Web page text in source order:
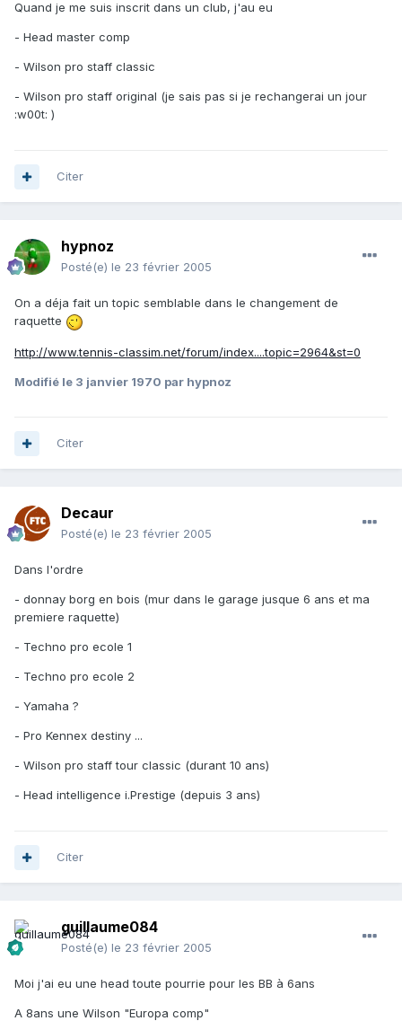
Quand je me suis inscrit dans un club, j'au eu
- Head master comp
- Wilson pro staff classic
- Wilson pro staff original (je sais pas si je rechangerai un jour
:w00t: )
Citer
hypnoz
Posté(e) le 23 février 2005
On a déja fait un topic semblable dans le changement de
raquette
http://www.tennis-classim.net/forum/index....topic=2964&st=0
Modifié le 3 janvier 1970 par hypnoz
Citer
Decaur
Posté(e) le 23 février 2005
Dans l'ordre
- donnay borg en bois (mur dans le garage jusque 6 ans et ma
premiere raquette)
- Techno pro ecole 1
- Techno pro ecole 2
- Yamaha ?
- Pro Kennex destiny ...
- Wilson pro staff tour classic (durant 10 ans)
- Head intelligence i.Prestige (depuis 3 ans)
Citer
guillaume084
Posté(e) le 23 février 2005
Moi j'ai eu une head toute pourrie pour les BB à 6ans
A 8ans une Wilson "Europa comp"